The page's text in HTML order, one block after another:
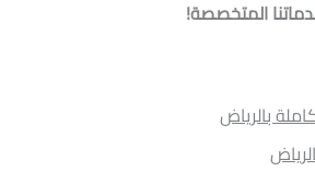
بالرياض